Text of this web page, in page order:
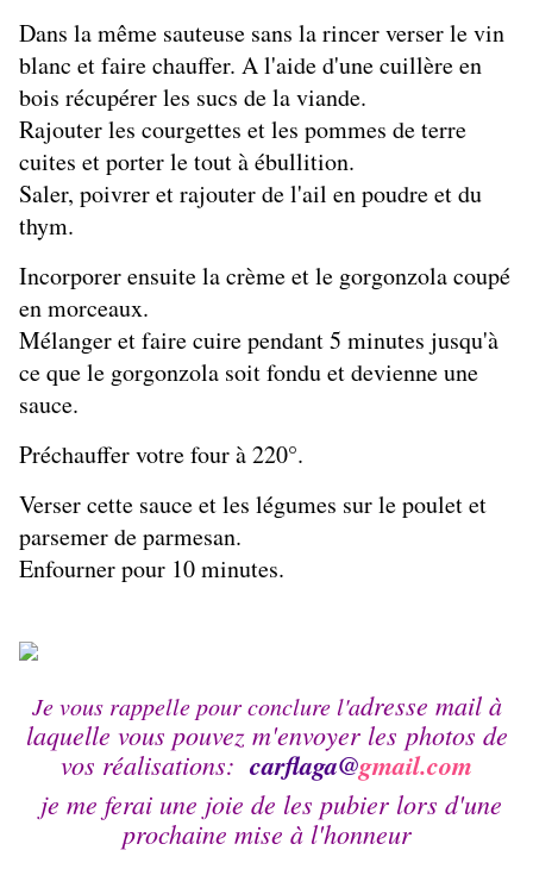
Dans la même sauteuse sans la rincer verser le vin
blanc et faire chauffer. A l'aide d'une cuillère en
bois récupérer les sucs de la viande.
Rajouter les courgettes et les pommes de terre
cuites et porter le tout à ébullition.
Saler, poivrer et rajouter de l'ail en poudre et du
thym.
Incorporer ensuite la crème et le gorgonzola coupé
en morceaux.
Mélanger et faire cuire pendant 5 minutes jusqu'à
ce que le gorgonzola soit fondu et devienne une
sauce.
Préchauffer votre four à 220°.
Verser cette sauce et les légumes sur le poulet et
parsemer de parmesan.
Enfourner pour 10 minutes.
Je vous rappelle pour conclure l'adresse mail à
laquelle vous pouvez m'envoyer les photos de
vos réalisations: carflaga@gmail.com
je me ferai une joie de les pubier lors d'une
prochaine mise à l'honneur